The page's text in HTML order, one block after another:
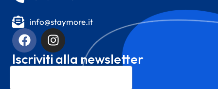
info@staymore.it
Iscriviti alla newsletter